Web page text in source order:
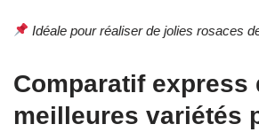
Idéale pour réaliser de jolies rosaces
Comparatif express
meilleures variétés